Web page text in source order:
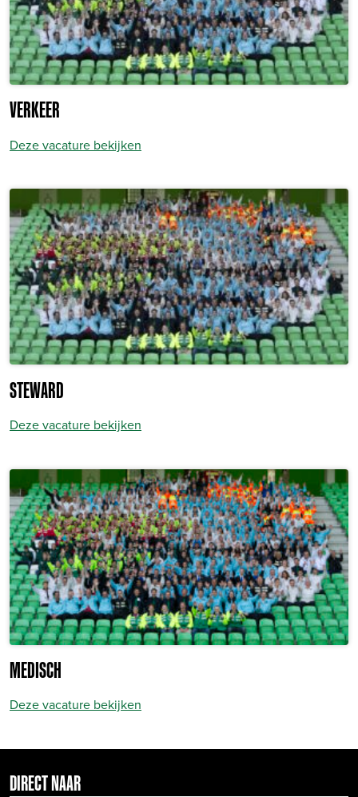
VERKEER
Deze vacature bekijken
STEWARD
Deze vacature bekijken
MEDISCH
Deze vacature bekijken
DIRECT NAAR